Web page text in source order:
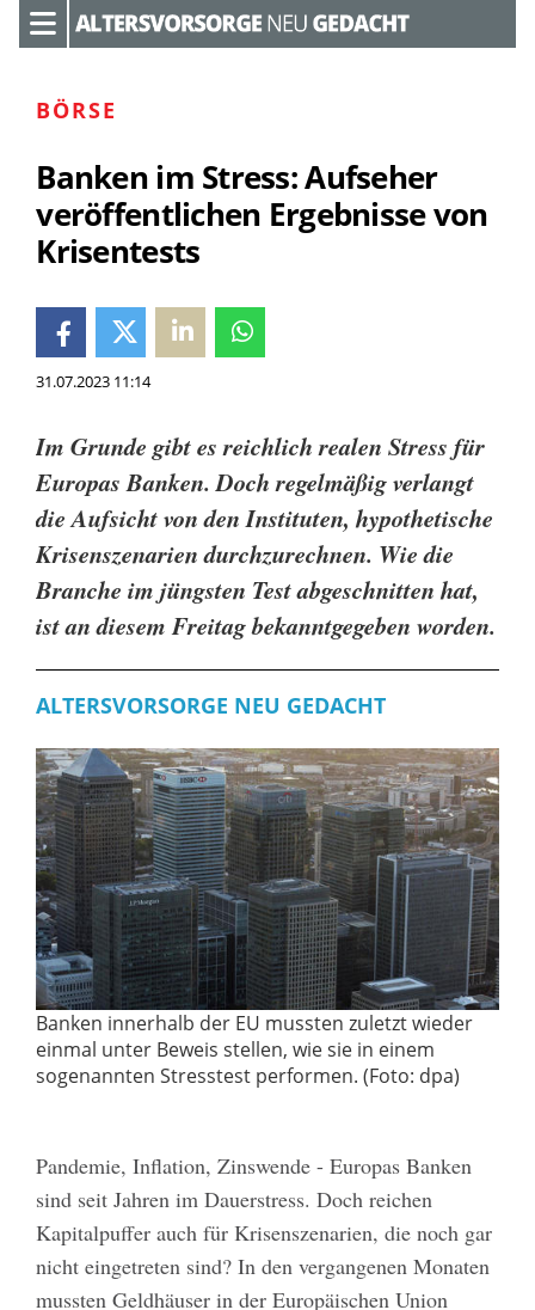
BÖRSE
Banken im Stress: Aufseher
veröffentlichen Ergebnisse von
Krisentests
31.07.2023 11:14
Im Grunde gibt es reichlich realen Stress für
Europas Banken. Doch regelmäßig verlangt
die Aufsicht von den Instituten, hypothetische
Krisenszenarien durchzurechnen. Wie die
Branche im jüngsten Test abgeschnitten hat,
ist an diesem Freitag bekanntgegeben worden.
ALTERSVORSORGE NEU GEDACHT
Banken innerhalb der EU mussten zuletzt wieder
einmal unter Beweis stellen, wie sie in einem
sogenannten Stresstest performen. (Foto: dpa)
Pandemie, Inflation, Zinswende - Europas Banken
sind seit Jahren im Dauerstress. Doch reichen
Kapitalpuffer auch für Krisenszenarien, die noch gar
nicht eingetreten sind? In den vergangenen Monaten
mussten Geldhäuser in der Europäischen Union